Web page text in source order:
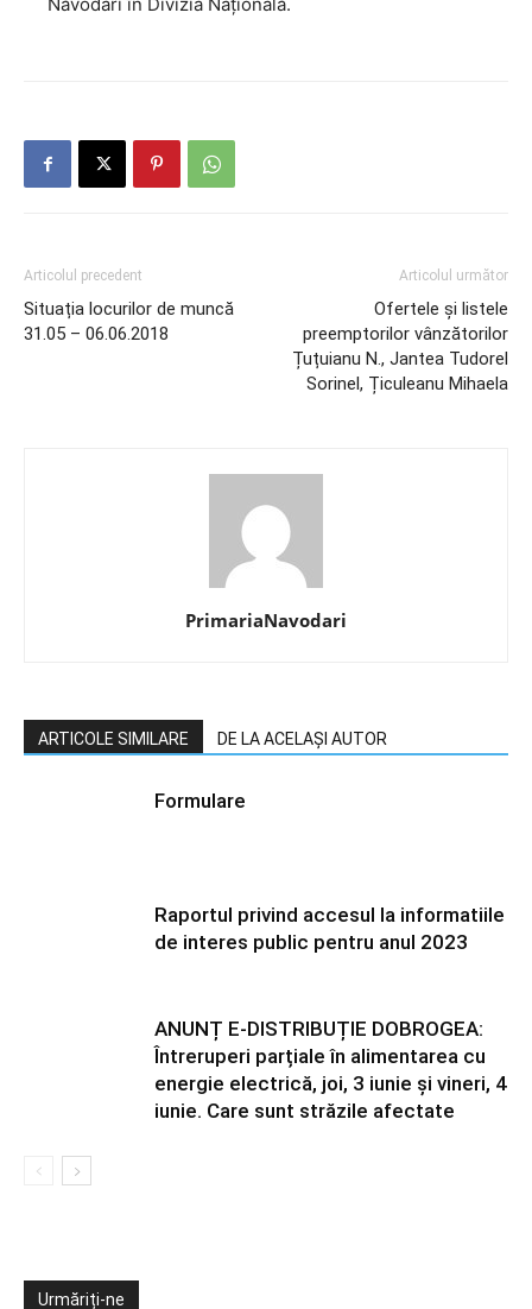
Articolul precedent
Situația locurilor de muncă
31.05 – 06.06.2018
Articolul următor
Ofertele și listele
preemptorilor vânzătorilor
Țuțuianu N., Jantea Tudorel
Sorinel, Țiculeanu Mihaela
PrimariaNavodari
ARTICOLE SIMILARE DE LA ACELAȘI AUTOR
Formulare
Raportul privind accesul la informatiile
de interes public pentru anul 2023
ANUNȚ E-DISTRIBUȚIE DOBROGEA:
Întreruperi parțiale în alimentarea cu
energie electrică, joi, 3 iunie și vineri, 4
iunie. Care sunt străzile afectate
Urmăriți-ne